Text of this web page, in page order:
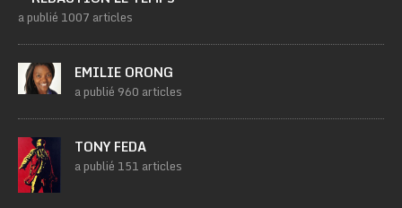
a publié 1007 articles
EMILIE ORONG
a publié 960 articles
TONY FEDA
a publié 151 articles